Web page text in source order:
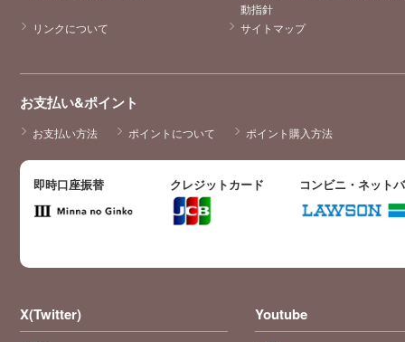
動指針
リンクについて
サイトマップ
お支払い&ポイント
お支払い方法 ポイントについて ポイント購入方法
即時口座振替 クレジットカード コンビニ・ネット
X(Twitter) Youtube